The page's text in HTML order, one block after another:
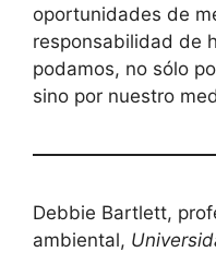
oportunidades de
responsabilidad de
podamos, no sólo
sino por nuestro
Debbie Bartlett,
ambiental,